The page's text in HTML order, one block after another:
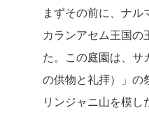
まずその前に、ナ
カランアセム王国の
た。この庭園は、サ
の供物と礼拝）」の
リンジャニ山を模